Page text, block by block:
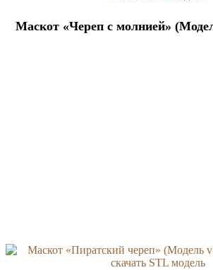
Маскот «Череп с молнией»